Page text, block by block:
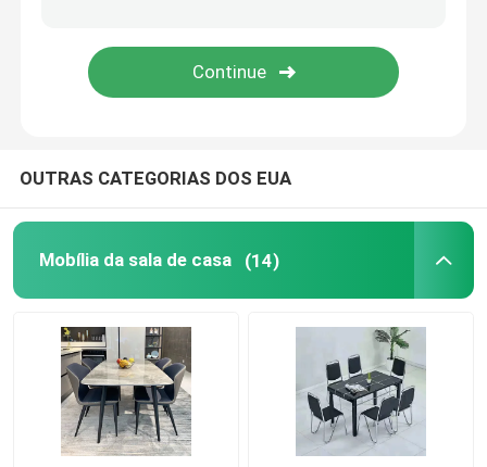
mesa de jantar de mármore do falso
OUTRAS CATEGORIAS DOS EUA
Mobília da sala de casa (14)